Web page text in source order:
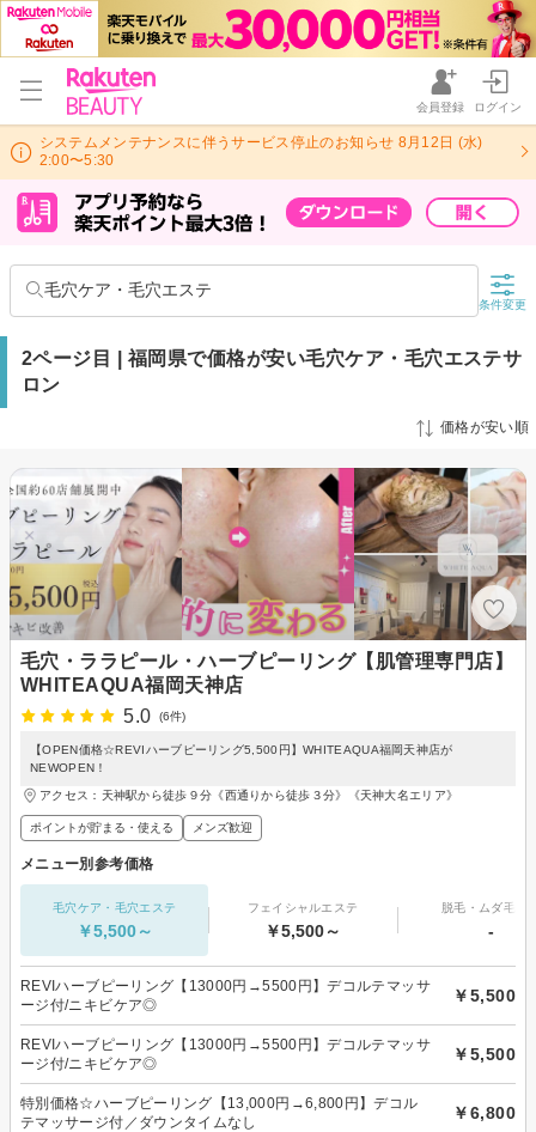
会員登録 ログイン
システムメンテナンスに伴うサービス停止のお知らせ 8月12日 (水)
2:00〜5:30
毛穴ケア・毛穴エステ
条件変更
2ページ目 | 福岡県で価格が安い毛穴ケア・毛穴エステサ
ロン
価格が安い順
毛穴・ララピール・ハーブピーリング【肌管理専門店】
WHITEAQUA福岡天神店
5.0
(6件)
【OPEN価格☆REVIハーブピーリング5,500円】WHITEAQUA福岡天神店が
NEWOPEN！
アクセス：天神駅から徒歩９分《西通りから徒歩３分》《天神大名エリア》
ポイントが貯まる・使える メンズ歓迎
メニュー別参考価格
毛穴ケア・毛穴エステ
￥5,500～
フェイシャルエステ
￥5,500～
脱毛・ムダ毛処
-
REVIハーブピーリング【13000円→5500円】デコルテマッサ
ージ付/ニキビケア◎
￥5,500
REVIハーブピーリング【13000円→5500円】デコルテマッサ
ージ付/ニキビケア◎
￥5,500
特別価格☆ハーブピーリング【13,000円→6,800円】デコル
テマッサージ付／ダウンタイムなし
￥6,800